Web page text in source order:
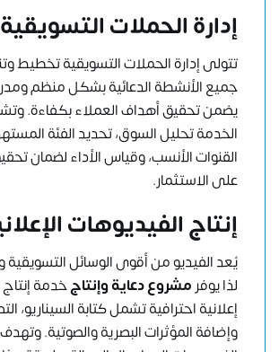
إدارة الحملات
تتولى إدارة الحملات التسويقية تخطيط
جميع الأنشطة الدعائية بشكل منظم
يضمن تحقيق أهداف العملاء بكفاءة.
الخدمة تحليل السوق، تحديد الفئة
القنوات الأنسب، وقياس الأداء لضمان
على الاستثمار.
إنتاج الفيديوهات
يُعد الفيديو من أقوى الوسائل التسويقية
لذا يوفر مشروع دعاية وإنتاجخدمة
إعلانية احترافية تشمل كتابة السيناريو،
وإضافة المؤثرات البصرية والصوتية.